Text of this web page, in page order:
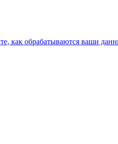
как обрабатываются ваши